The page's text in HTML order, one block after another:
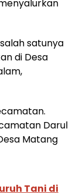
satunya
di Desa
Darul
Matang
Tani di